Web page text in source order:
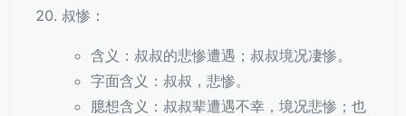
叔惨：
含义：叔叔的悲惨遭遇；叔叔境况凄惨。
字面含义：叔叔，悲惨。
臆想含义：叔叔辈遭遇不幸，境况悲惨；也